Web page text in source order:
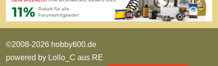
©2008-2026 hobby600.de
powered by Lollo_C aus RE